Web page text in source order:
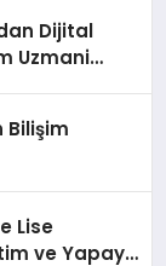
Dijital
Uzmani
Bilişim
Lise
ve Yapay